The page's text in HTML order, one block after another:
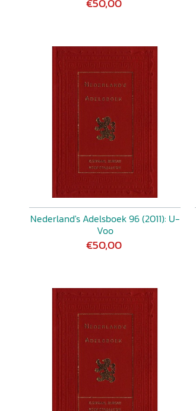
€50,00
Nederland's Adelsboek 96 (2011): U-
Voo
€50,00